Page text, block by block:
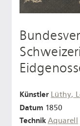
Künstler Lüthy,
Datum 1850
Technik Aquarell